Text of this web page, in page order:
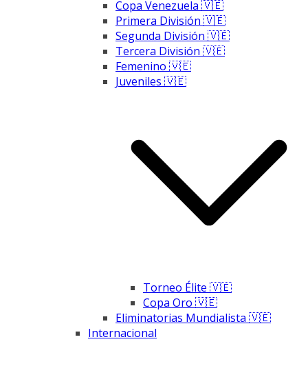
Copa Venezuela 🇻🇪
Primera División 🇻🇪
Segunda División 🇻🇪
Tercera División 🇻🇪
Femenino 🇻🇪
Juveniles 🇻🇪
Torneo Élite 🇻🇪
Copa Oro 🇻🇪
Eliminatorias Mundialista 🇻🇪
Internacional